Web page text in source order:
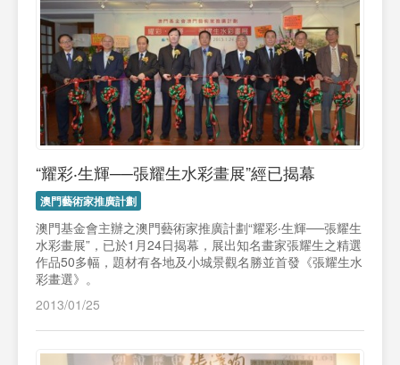
“耀彩‧生輝──張耀生水彩畫展”經已揭幕
澳門藝術家推廣計劃
澳門基金會主辦之澳門藝術家推廣計劃“耀彩‧生輝──張耀生
水彩畫展”，已於1月24日揭幕，展出知名畫家張耀生之精選
作品50多幅，題材有各地及小城景觀名勝並首發《張耀生水
彩畫選》。
2013/01/25